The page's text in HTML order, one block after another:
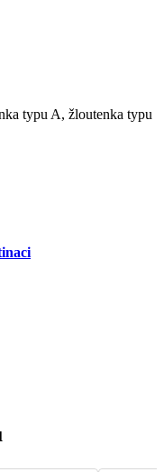
typu A, žloutenka typu